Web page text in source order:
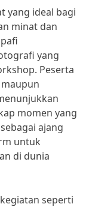
yang ideal bagi
minat dan
yang
Peserta
momen yang
ajang
untuk
di dunia
seperti